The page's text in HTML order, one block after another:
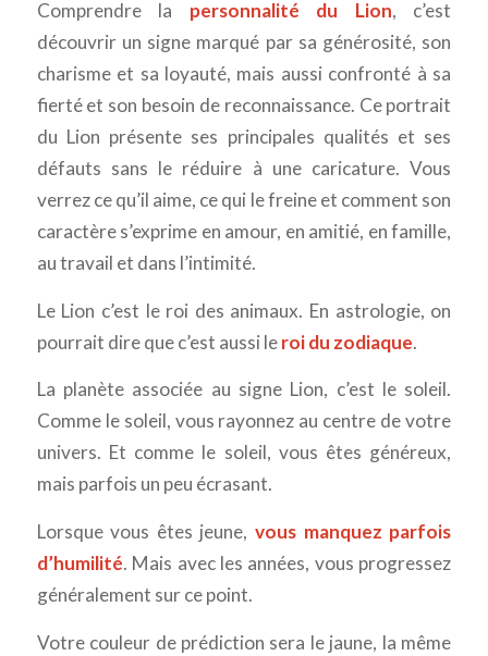
Comprendre la personnalité du Lion, c’est
découvrir un signe marqué par sa générosité, son
charisme et sa loyauté, mais aussi confronté à sa
fierté et son besoin de reconnaissance. Ce portrait
du Lion présente ses principales qualités et ses
défauts sans le réduire à une caricature. Vous
verrez ce qu’il aime, ce qui le freine et comment son
caractère s’exprime en amour, en amitié, en famille,
au travail et dans l’intimité.
Le Lion c’est le roi des animaux. En astrologie, on
pourrait dire que c’est aussi leroi du zodiaque.
La planète associée au signe Lion, c’est le soleil.
Comme le soleil, vous rayonnez au centre de votre
univers. Et comme le soleil, vous êtes généreux,
mais parfois un peu écrasant.
Lorsque vous êtes jeune,vous manquez parfois
d’humilité. Mais avec les années, vous progressez
généralement sur ce point.
Votre couleur de prédiction sera le jaune, la même